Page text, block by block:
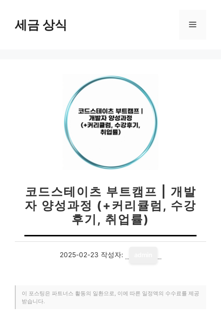
세금 상식 메
코드스테이츠 부트캠프 | 개발
자 양성과정 (+커리큘럼, 수강
후기, 취업률)
2025-02-23 작성자:
이 포스팅은 파트너스 활동의 일환으로, 이에 따른 일정액의 수수료를 제공
받습니다.